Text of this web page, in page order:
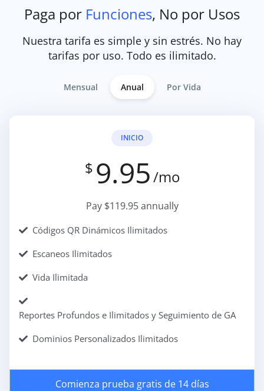
Paga por Funciones, No por Usos
Nuestra tarifa es simple y sin estrés. No hay
tarifas por uso. Todo es ilimitado.
Mensual Anual Por Vida
INICIO
$ 9.95/mo
Pay $119.95 annually
Códigos QR Dinámicos Ilimitados
Escaneos Ilimitados
Vida Ilimitada
Reportes Profundos e Ilimitados y Seguimiento de GA
Dominios Personalizados Ilimitados
Comienza prueba gratis de 14 días